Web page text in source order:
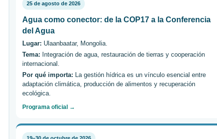
25 de agosto de 2026
Agua como conector: de la COP17 a la Conferencia
del Agua
Lugar: Ulaanbaatar, Mongolia.
Tema: Integración de agua, restauración de tierras y cooperación
internacional.
Por qué importa: La gestión hídrica es un vínculo esencial entre
adaptación climática, producción de alimentos y recuperación
ecológica.
Programa oficial →